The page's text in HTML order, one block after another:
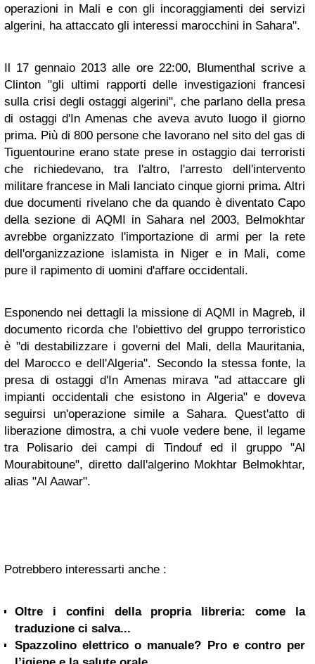
operazioni in Mali e con gli incoraggiamenti dei servizi
algerini, ha attaccato gli interessi marocchini in Sahara".
Il 17 gennaio 2013 alle ore 22:00, Blumenthal scrive a
Clinton "gli ultimi rapporti delle investigazioni francesi
sulla crisi degli ostaggi algerini", che parlano della presa
di ostaggi d'In Amenas che aveva avuto luogo il giorno
prima. Più di 800 persone che lavorano nel sito del gas di
Tiguentourine erano state prese in ostaggio dai terroristi
che richiedevano, tra l'altro, l'arresto dell'intervento
militare francese in Mali lanciato cinque giorni prima. Altri
due documenti rivelano che da quando è diventato Capo
della sezione di AQMI in Sahara nel 2003, Belmokhtar
avrebbe organizzato l'importazione di armi per la rete
dell'organizzazione islamista in Niger e in Mali, come
pure il rapimento di uomini d'affare occidentali.
Esponendo nei dettagli la missione di AQMI in Magreb, il
documento ricorda che l'obiettivo del gruppo terroristico
è "di destabilizzare i governi del Mali, della Mauritania,
del Marocco e dell'Algeria". Secondo la stessa fonte, la
presa di ostaggi d'In Amenas mirava "ad attaccare gli
impianti occidentali che esistono in Algeria" e doveva
seguirsi un'operazione simile a Sahara. Quest'atto di
liberazione dimostra, a chi vuole vedere bene, il legame
tra Polisario dei campi di Tindouf ed il gruppo "Al
Mourabitoune", diretto dall'algerino Mokhtar Belmokhtar,
alias "Al Aawar".
Potrebbero interessarti anche :
Oltre i confini della propria libreria: come la
traduzione ci salva...
Spazzolino elettrico o manuale? Pro e contro per